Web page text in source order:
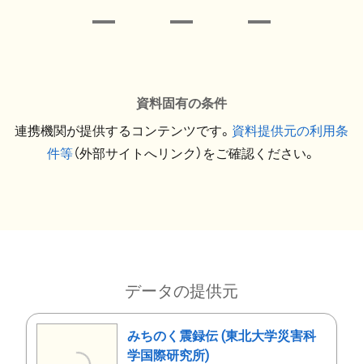
資料固有の条件
連携機関が提供するコンテンツです。 資料提供元の利用条
件等（外部サイトへリンク）をご確認ください。
データの提供元
みちのく震録伝 (東北大学災害科
学国際研究所)